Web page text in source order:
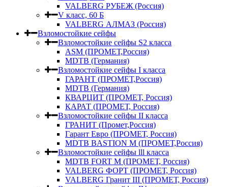
VALBERG РУБЕЖ (Россия)
V класс, 60 Б
VALBERG АЛМАЗ (Россия)
Взломостойкие сейфы
Взломостойкие сейфы S2 класса
ASM (ПРОМЕТ,Россия)
MDTB (Германия)
Взломостойкие сейфы I класса
ГАРАНТ (ПРОМЕТ,Россия)
MDTB (Германия)
КВАРЦИТ (ПРОМЕТ, Россия)
КАРАТ (ПРОМЕТ, Россия)
Взломостойкие сейфы II класса
ГРАНИТ (Промет,Россия)
Гарант Евро (ПРОМЕТ, Россия)
MDTB BASTION M (ПРОМЕТ,Россия)
Взломостойкие сейфы lll класса
MDTB FORT M (ПРОМЕТ, Россия)
VALBERG ФОРТ (ПРОМЕТ, Россия)
VALBERG Гранит III (ПРОМЕТ, Россия)